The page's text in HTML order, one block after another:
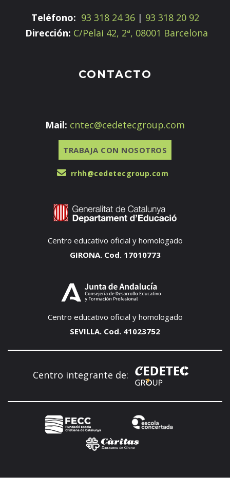
Teléfono: 93 318 24 36| 93 318 20 92
Dirección: C/Pelai 42, 2ª, 08001 Barcelona
CONTACTO
Mail: cntec@cedetecgroup.com
TRABAJA CON NOSOTROS
rrhh@cedetecgroup.com
Centro educativo oficial y homologado
GIRONA. Cod. 17010773
Centro educativo oficial y homologado
SEVILLA. Cod. 41023752
Centro integrante de: